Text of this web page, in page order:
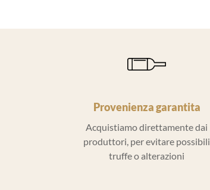
Provenienza garantita
Acquistiamo direttamente dai
produttori, per evitare possibili
truffe o alterazioni